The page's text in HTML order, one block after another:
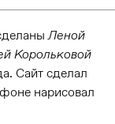
Леной
Корольковой
Сайт сделал
нарисовал